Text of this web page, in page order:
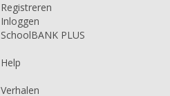
Registreren
Inloggen
SchoolBANK PLUS
Help
Verhalen